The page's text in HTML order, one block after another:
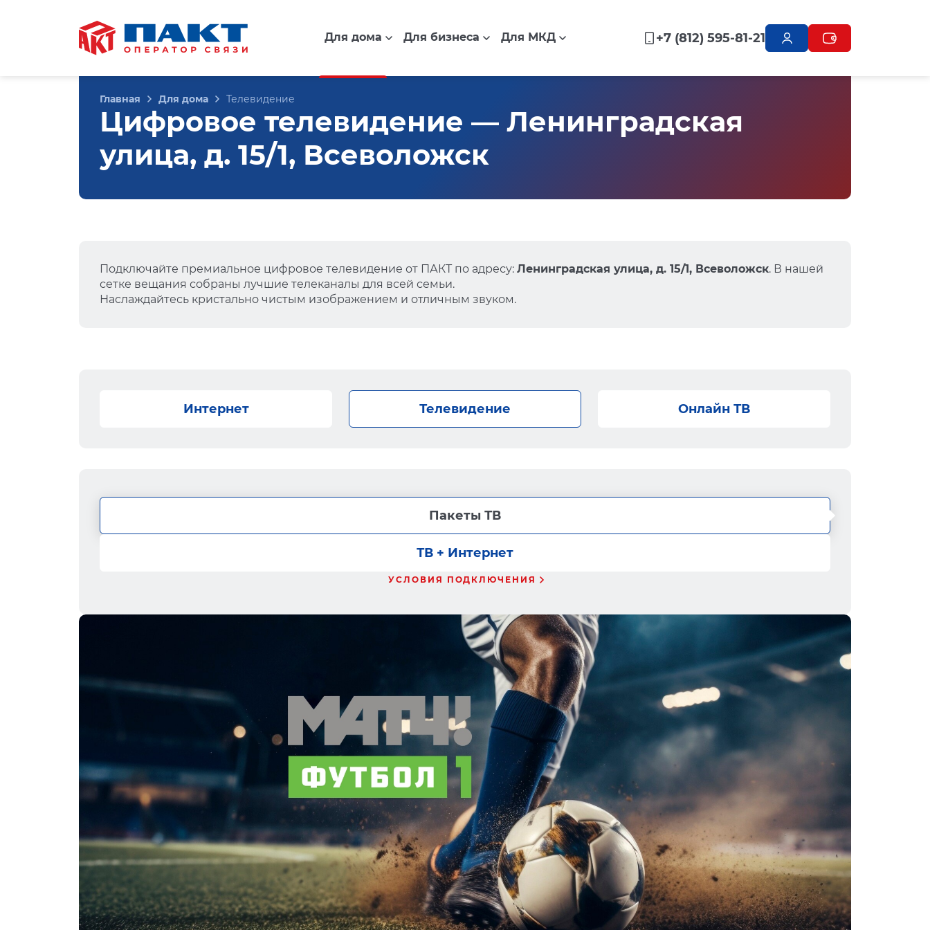
Для дома Для бизнеса Для МКД +7 (812) 595-81-21
Главная Для дома Телевидение
Цифровое телевидение — Ленинградская
улица, д. 15/1, Всеволожск
Подключайте премиальное цифровое телевидение от ПАКТ по адресу: Ленинградская улица, д. 15/1, Всеволожск. В нашей
сетке вещания собраны лучшие телеканалы для всей семьи.
Наслаждайтесь кристально чистым изображением и отличным звуком.
Интернет Телевидение Онлайн ТВ
Пакеты ТВ
ТВ + Интернет
УСЛОВИЯ ПОДКЛЮЧЕНИЯ